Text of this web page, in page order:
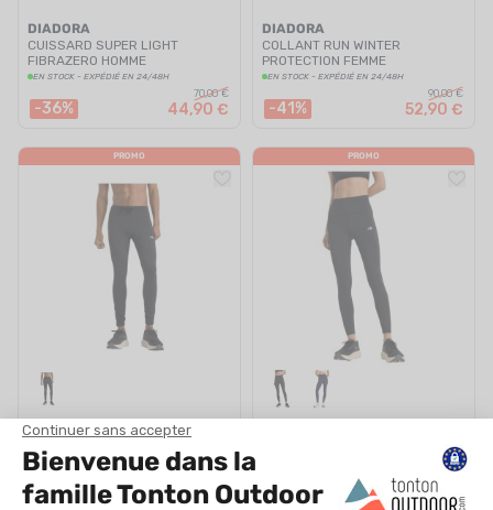
DIADORA
CUISSARD SUPER LIGHT
FIBRAZERO HOMME
EN STOCK - EXPÉDIÉ EN 24/48H
-36%
70,00 €
44,90 €
DIADORA
COLLANT RUN WINTER
PROTECTION FEMME
EN STOCK - EXPÉDIÉ EN 24/48H
-41%
90,00 €
52,90 €
PROMO
NEW BALANCE
COLLANT RUNNING SLEEK
POCKET TIGHT 27 HOMME
EN STOCK - EXPÉDIÉ EN 24/48H
90,00 €
PROMO
EN STOCK - EXPÉDIÉ EN 24/48H
70,00 €